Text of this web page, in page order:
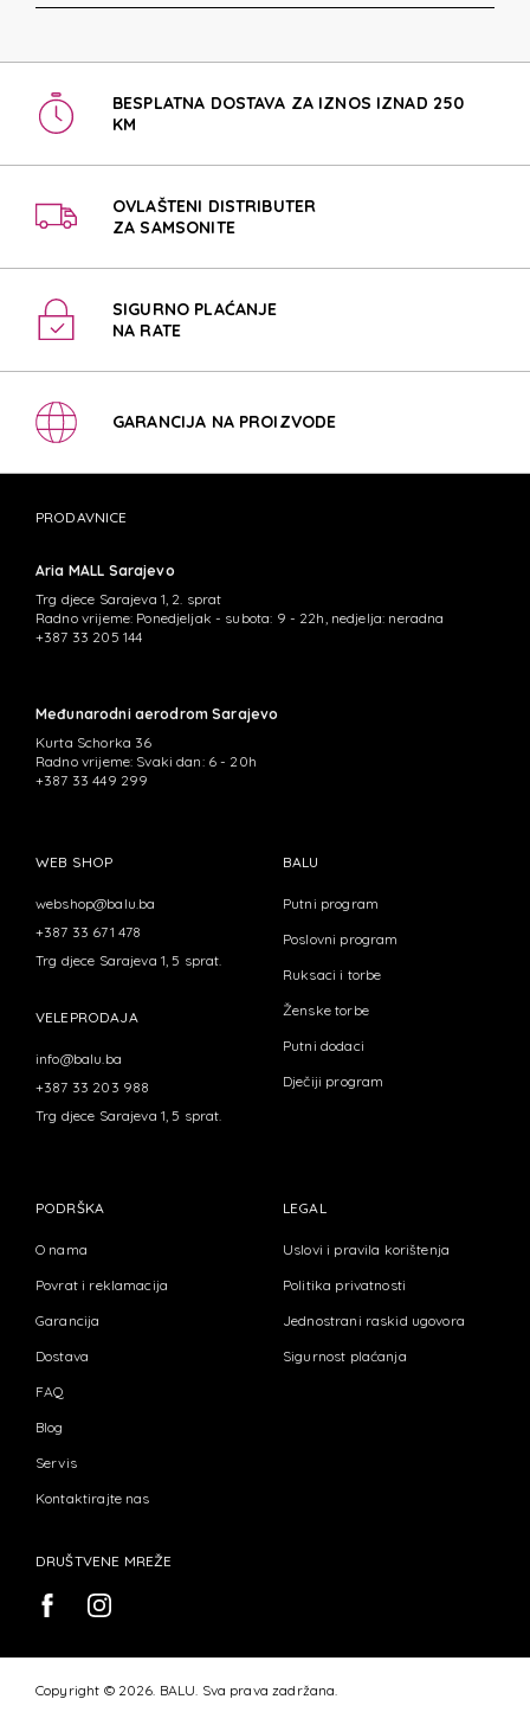
BESPLATNA DOSTAVA ZA IZNOS IZNAD 250
KM
OVLAŠTENI DISTRIBUTER
ZA SAMSONITE
SIGURNO PLAĆANJE
NA RATE
GARANCIJA NA PROIZVODE
PRODAVNICE
Aria MALL Sarajevo
Trg djece Sarajeva 1, 2. sprat
Radno vrijeme: Ponedjeljak - subota: 9 - 22h, nedjelja: neradna
+387 33 205 144
Međunarodni aerodrom Sarajevo
Kurta Schorka 36
Radno vrijeme: Svaki dan: 6 - 20h
+387 33 449 299
WEB SHOP
webshop@balu.ba
+387 33 671 478
Trg djece Sarajeva 1, 5 sprat.
VELEPRODAJA
info@balu.ba
+387 33 203 988
Trg djece Sarajeva 1, 5 sprat.
BALU
Putni program
Poslovni program
Ruksaci i torbe
Ženske torbe
Putni dodaci
Dječiji program
PODRŠKA
O nama
Povrat i reklamacija
Garancija
Dostava
FAQ
Blog
Servis
Kontaktirajte nas
LEGAL
Uslovi i pravila korištenja
Politika privatnosti
Jednostrani raskid ugovora
Sigurnost plaćanja
DRUŠTVENE MREŽE
Copyright © 2026. BALU. Sva prava zadržana.